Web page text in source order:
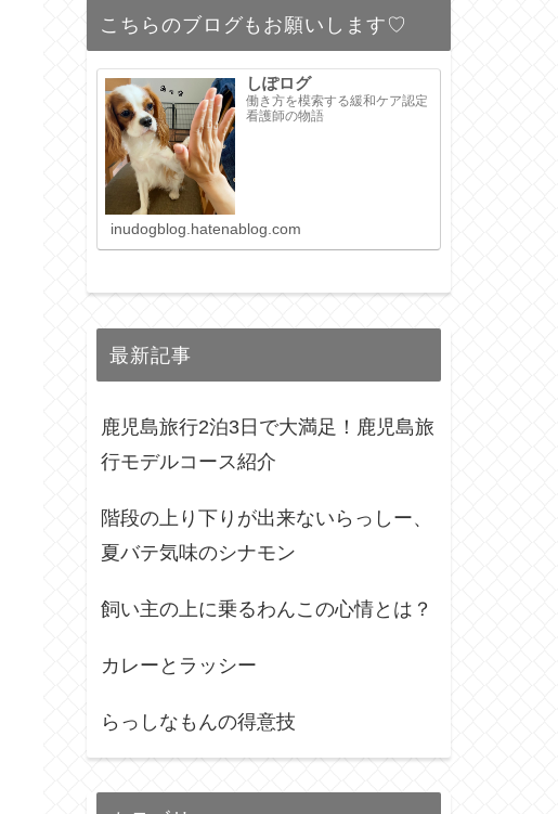
こちらのブログもお願いします♡
しぽログ
働き方を模索する緩和ケア認定
看護師の物語
inudogblog.hatenablog.com
最新記事
鹿児島旅行2泊3日で大満足！鹿児島旅
行モデルコース紹介
階段の上り下りが出来ないらっしー、
夏バテ気味のシナモン
飼い主の上に乗るわんこの心情とは？
カレーとラッシー
らっしなもんの得意技